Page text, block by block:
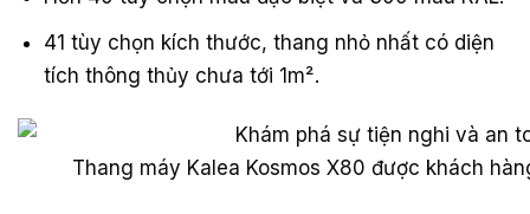
41 tùy chọn kích thước, thang nhỏ nhất có diện
tích thông thủy chưa tới 1m².
Thang máy Kalea Kosmos X80 được khách